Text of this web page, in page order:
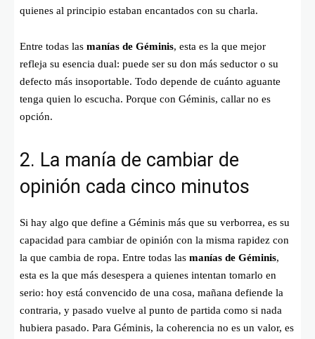
quienes al principio estaban encantados con su charla.
Entre todas las manías de Géminis, esta es la que mejor
refleja su esencia dual: puede ser su don más seductor o su
defecto más insoportable. Todo depende de cuánto aguante
tenga quien lo escucha. Porque con Géminis, callar no es
opción.
2. La manía de cambiar de
opinión cada cinco minutos
Si hay algo que define a Géminis más que su verborrea, es su
capacidad para cambiar de opinión con la misma rapidez con
la que cambia de ropa. Entre todas las manías de Géminis,
esta es la que más desespera a quienes intentan tomarlo en
serio: hoy está convencido de una cosa, mañana defiende la
contraria, y pasado vuelve al punto de partida como si nada
hubiera pasado. Para Géminis, la coherencia no es un valor, es